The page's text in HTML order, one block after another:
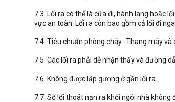
7.3. Lối ra có thể là cửa đi, hành lang hoặc
vực an toàn. Lối ra còn bao gồm cả lối đi
7.4. Tiêu chuẩn phòng cháy -Thang máy
7.5. Các lối ra phải dễ nhận thấy và đường
7.6. Không được lắp gương ở gần lối ra.
7.7. Số lối thoát nạn ra khỏi ngôi nhà không